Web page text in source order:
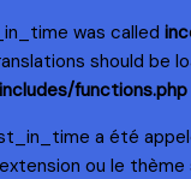
was called
should be
functions.php
a été
ou le